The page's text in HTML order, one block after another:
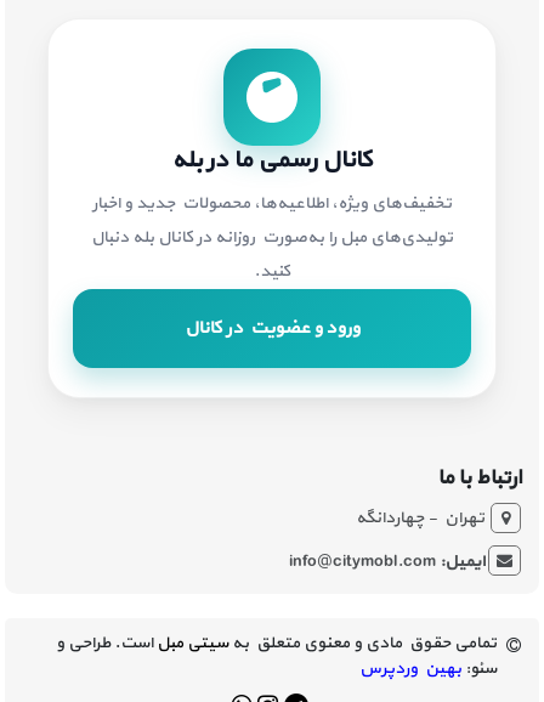
کانال رسمی ما در بله
تخفیف‌های ویژه، اطلاعیه‌ها، محصولات جدید و اخبار
تولیدی‌های مبل را به‌صورت روزانه در کانال بله دنبال
کنید.
ورود و عضویت در کانال
ارتباط با ما
تهران - چهاردانگه
ایمیل:info@citymobl.com
تمامی حقوق مادی و معنوی متعلق بهسیتی مبلاست. طراحی و
سئو: بهین وردپرس